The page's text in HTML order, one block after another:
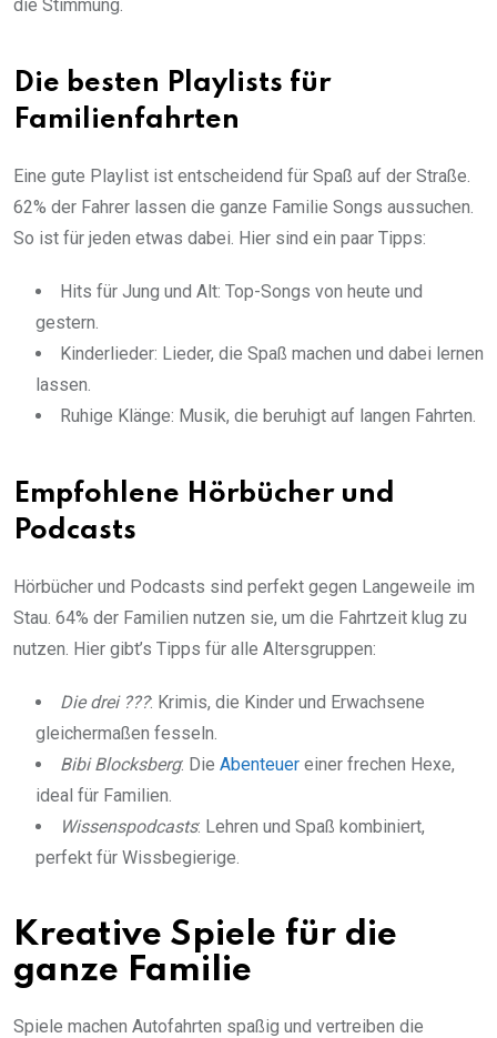
die Stimmung.
Die besten Playlists für
Familienfahrten
Eine gute Playlist ist entscheidend für Spaß auf der Straße.
62% der Fahrer lassen die ganze Familie Songs aussuchen.
So ist für jeden etwas dabei. Hier sind ein paar Tipps:
Hits für Jung und Alt: Top-Songs von heute und
gestern.
Kinderlieder: Lieder, die Spaß machen und dabei lernen
lassen.
Ruhige Klänge: Musik, die beruhigt auf langen Fahrten.
Empfohlene Hörbücher und
Podcasts
Hörbücher und Podcasts sind perfekt gegen Langeweile im
Stau. 64% der Familien nutzen sie, um die Fahrtzeit klug zu
nutzen. Hier gibt’s Tipps für alle Altersgruppen:
Die drei ???: Krimis, die Kinder und Erwachsene
gleichermaßen fesseln.
Bibi Blocksberg: Die Abenteuer einer frechen Hexe,
ideal für Familien.
Wissenspodcasts: Lehren und Spaß kombiniert,
perfekt für Wissbegierige.
Kreative Spiele für die
ganze Familie
Spiele machen Autofahrten spaßig und vertreiben die